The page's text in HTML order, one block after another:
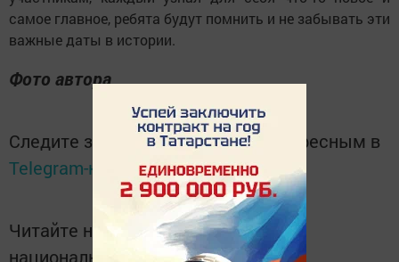
самое главное, ребята будут помнить и не забывать эти
важные даты в истории.
Фото автора
Следите за самым важным и интересным в
Telegram-каналеТатмедиа
Читайте новости Татарстана в
национальном мессенджере MАХ: